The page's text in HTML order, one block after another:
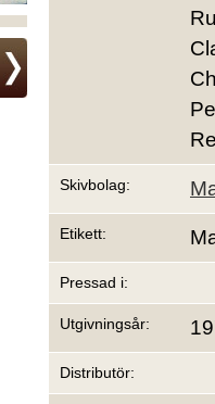
Skivbolag:
Etikett:
Pressad i:
Utgivningsår:
Distributör: